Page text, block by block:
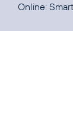
Online: